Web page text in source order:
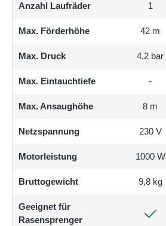
Anzahl Laufräder 1
Max. Förderhöhe 42 m
Max. Druck 4,2 bar
Max. Eintauchtiefe -
Max. Ansaughöhe 8 m
Netzspannung 230 V
Motorleistung 1000 W
Bruttogewicht 9,8 kg
Geeignet für
Rasensprenger